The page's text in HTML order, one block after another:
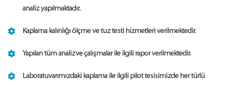
analiz yapılmaktadır.
Kaplama kalınlığı ölçme ve tuz testi hizmetleri verilmektedir.
Yapılan tüm analizve çalışmalar ile ilgili rapor verilmektedir.
Laboratuvarımızdaki kaplama ile ilgili pilot tesisimizde her türlü